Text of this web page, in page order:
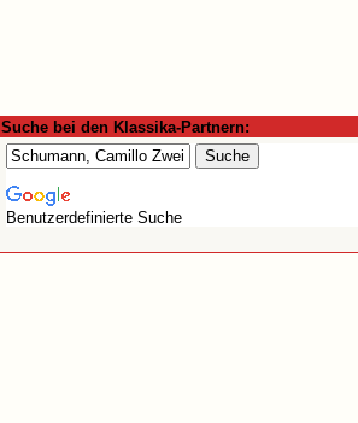
Suche bei den Klassika-Partnern:
Benutzerdefinierte Suche